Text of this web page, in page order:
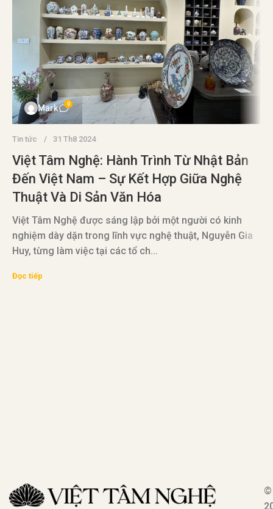
Mark 0
Tin tức 31 Th8 2024
Việt Tâm Nghệ: Hành Trình Từ Nhật Bản
Đến Việt Nam – Sự Kết Hợp Giữa Nghệ
Thuật Và Di Sản Văn Hóa
Việt Tâm Nghệ được sáng lập bởi một người có kinh
nghiệm dày dặn trong lĩnh vực nghệ thuật, Nguyễn Gia
Huy, từng làm việc tại các tổ ch...
Đọc tiếp
©